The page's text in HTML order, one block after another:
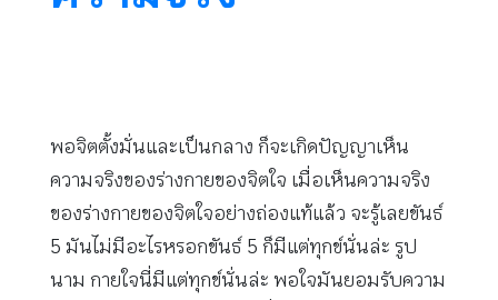
พอจิตตั้งมั่นและเป็นกลาง ก็จะเกิดปัญญาเห็น
ความจริงของร่างกายของจิตใจ เมื่อเห็นความจริง
ของร่างกายของจิตใจอย่างถ่องแท้แล้ว จะรู้เลยขันธ์
5 มันไม่มีอะไรหรอกขันธ์ 5 ก็มีแต่ทุกข์นั่นล่ะ รูป
นาม กายใจนี่มีแต่ทุกข์นั่นล่ะ พอใจมันยอมรับความ